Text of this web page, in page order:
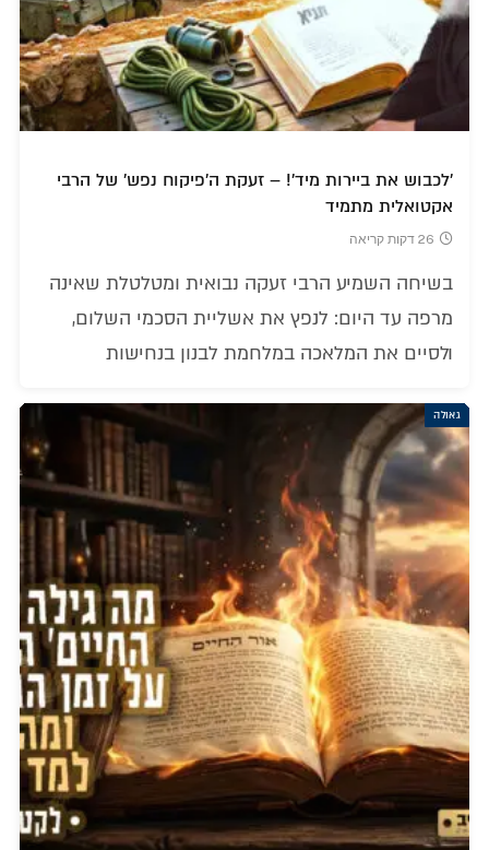
'לכבוש את ביירות מיד'! – זעקת ה'פיקוח נפש' של הרבי
אקטואלית מתמיד
26 דקות קריאה
בשיחה השמיע הרבי זעקה נבואית ומטלטלת שאינה
מרפה עד היום: לנפץ את אשליית הסכמי השלום,
ולסיים את המלאכה במלחמת לבנון בנחישות
גאולה